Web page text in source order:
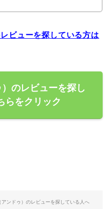
ビューを探している方は
のレビューを探し
らをクリック
アンドゥ）のレビューを探している人へ